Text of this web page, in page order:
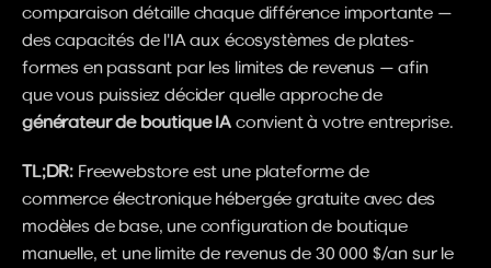
comparaison détaille chaque différence importante —
des capacités de l'IA aux écosystèmes de plates-
formes en passant par les limites de revenus — afin
que vous puissiez décider quelle approche de
générateur de boutique IA convient à votre entreprise.
TL;DR: Freewebstore est une plateforme de
commerce électronique hébergée gratuite avec des
modèles de base, une configuration de boutique
manuelle, et une limite de revenus de 30 000 $/an sur le